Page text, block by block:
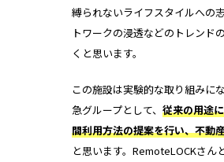
縛られないライフスタイルへの
トワークの浸透などのトレンド
くと思います。
この施設は実験的な取り組みに
急グループとして、従来の用途
間利用方法の提案を行い、不動
と思います。RemoteLOCKさん